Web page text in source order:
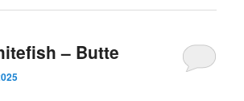
– Butte